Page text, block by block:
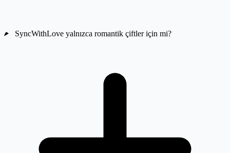
SyncWithLove yalnızca romantik çiftler için mi?